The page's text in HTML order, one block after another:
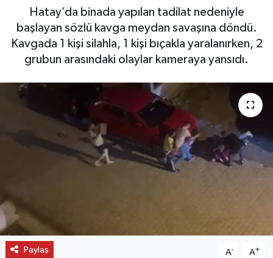
Hatay’da binada yapılan tadilat nedeniyle
başlayan sözlü kavga meydan savaşına döndü.
Kavgada 1 kişi silahla, 1 kişi bıçakla yaralanırken, 2
grubun arasındaki olaylar kameraya yansıdı.
Paylaş A- A+
LOJİSTİK
MAGAZİN
OTO DETAY
SAĞLIK
SON DAKİKA
Son Dakika Haberleri
Haber Arşivi